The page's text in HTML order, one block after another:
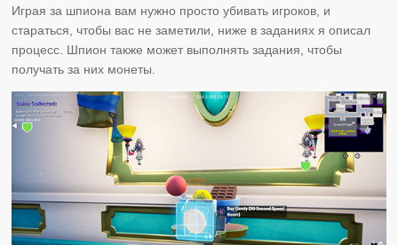
Играя за шпиона вам нужно просто убивать игроков, и
стараться, чтобы вас не заметили, ниже в заданиях я описал
процесс. Шпион также может выполнять задания, чтобы
получать за них монеты.